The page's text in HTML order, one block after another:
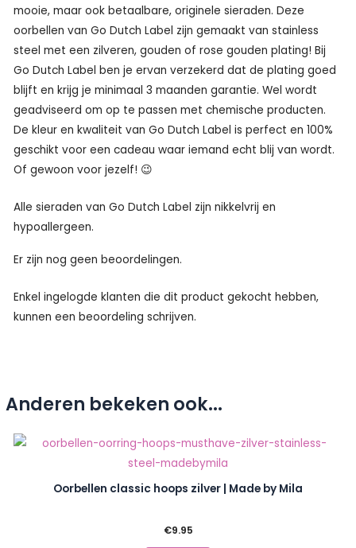
mooie, maar ook betaalbare, originele sieraden. Deze
oorbellen van Go Dutch Label zijn gemaakt van stainless
steel met een zilveren, gouden of rose gouden plating! Bij
Go Dutch Label ben je ervan verzekerd dat de plating goed
blijft en krijg je minimaal 3 maanden garantie. Wel wordt
geadviseerd om op te passen met chemische producten.
De kleur en kwaliteit van Go Dutch Label is perfect en 100%
geschikt voor een cadeau waar iemand echt blij van wordt.
Of gewoon voor jezelf! 😉
Alle sieraden van Go Dutch Label zijn nikkelvrij en
hypoallergeen.
Er zijn nog geen beoordelingen.
Enkel ingelogde klanten die dit product gekocht hebben,
kunnen een beoordeling schrijven.
Anderen bekeken ook...
Oorbellen classic hoops zilver | Made by Mila
€9.95